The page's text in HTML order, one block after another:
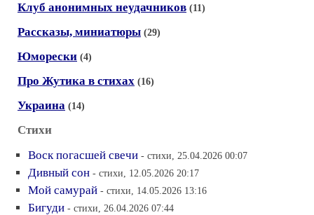
Клуб анонимных неудачников (11)
Рассказы, миниатюры (29)
Юморески (4)
Про Жутика в стихах (16)
Украина (14)
Стихи
Воск погасшей свечи - стихи, 25.04.2026 00:07
Дивный сон - стихи, 12.05.2026 20:17
Мой самурай - стихи, 14.05.2026 13:16
Бигуди - стихи, 26.04.2026 07:44